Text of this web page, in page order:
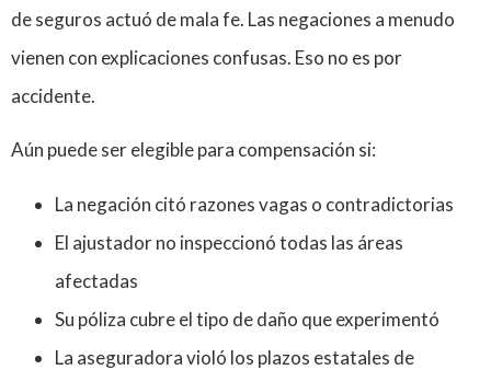
de seguros actuó de mala fe. Las negaciones a menudo
vienen con explicaciones confusas. Eso no es por
accidente.
Aún puede ser elegible para compensación si:
La negación citó razones vagas o contradictorias
El ajustador no inspeccionó todas las áreas
afectadas
Su póliza cubre el tipo de daño que experimentó
La aseguradora violó los plazos estatales de